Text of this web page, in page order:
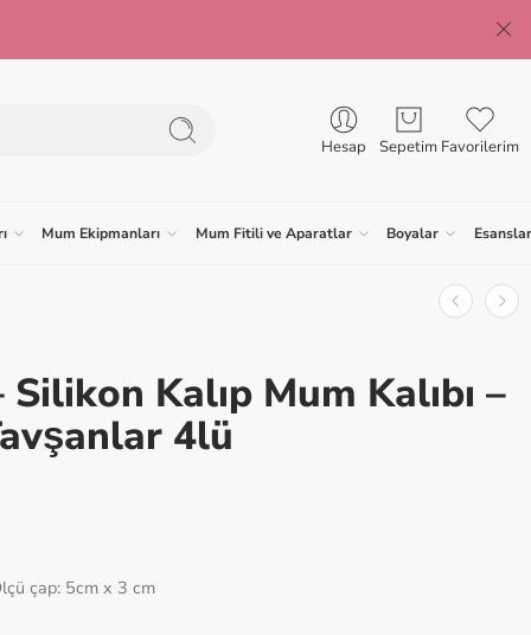
Hesap Sepetim Favorilerim
Mum Ekipmanları Mum Fitili ve Aparatlar Boyalar Esanslar
Kalıp Mum Kalıbı –
4lü
çap: 5cm x 3 cm